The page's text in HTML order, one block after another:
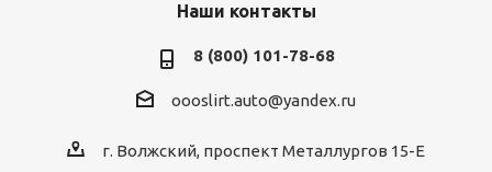
Наши контакты
8 (800) 101-78-68
oooslirt.auto@yandex.ru
г. Волжский, проспект Металлургов 15-Е